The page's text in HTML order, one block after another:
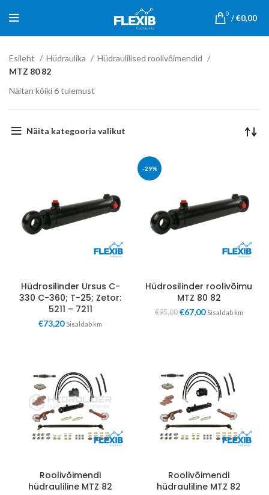
0 /€0,00
Esileht Hüdraulika
Hüdraulilised roolivõimendid
MTZ 80 82
Näitan kõiki 6 tulemust
Näita kategooria valikut
Hüdrosilinder Ursus C-
330 C-360; T-25; Zetor:
5211 – 7211
€73,20 Sisaldab km
-29%
Hüdrosilinder roolivõimu
MTZ 80 82
€95,00 €67,00 Sisaldab km
Roolivõimendi
hüdrauliline MTZ 82
Roolivõimendi
hüdrauliline MTZ 82